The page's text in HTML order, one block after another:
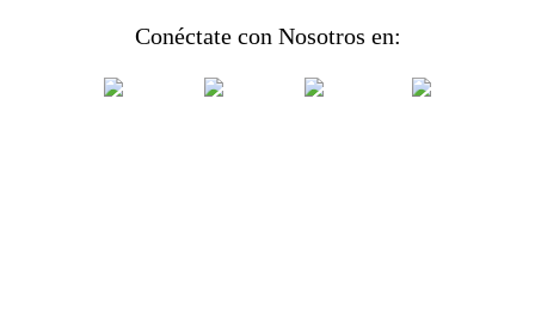
Conéctate con Nosotros en: